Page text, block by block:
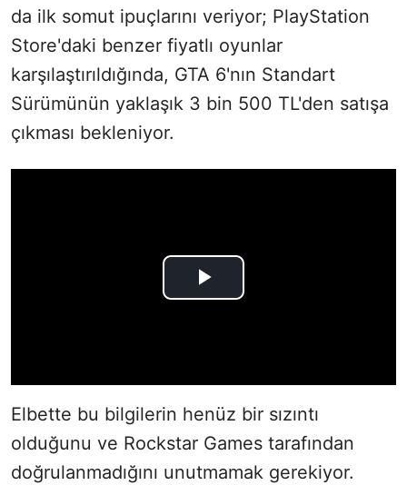
da ilk somut ipuçlarını veriyor; PlayStation
Store'daki benzer fiyatlı oyunlar
karşılaştırıldığında, GTA 6'nın Standart
Sürümünün yaklaşık 3 bin 500 TL'den satışa
çıkması bekleniyor.
Elbette bu bilgilerin henüz bir sızıntı
olduğunu ve Rockstar Games tarafından
doğrulanmadığını unutmamak gerekiyor.